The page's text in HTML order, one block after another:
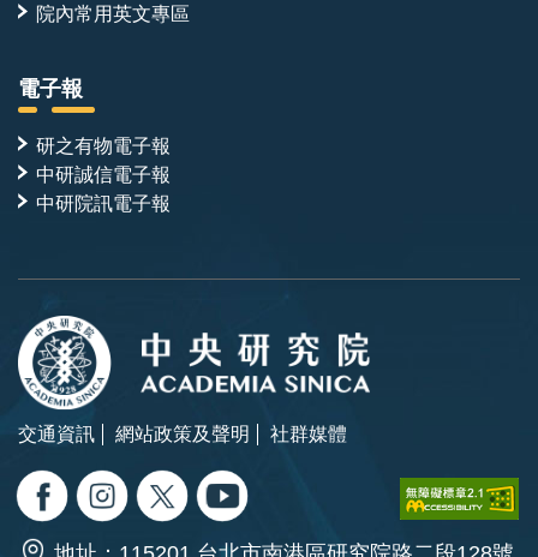
院內常用英文專區
電子報
研之有物電子報
中研誠信電子報
中研院訊電子報
交通資訊 網站政策及聲明 社群媒體